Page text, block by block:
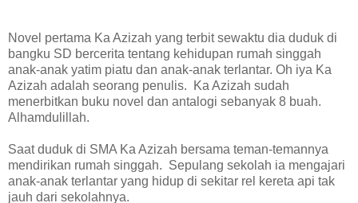
Novel pertama Ka Azizah yang terbit sewaktu dia duduk di
bangku SD bercerita tentang kehidupan rumah singgah
anak-anak yatim piatu dan anak-anak terlantar. Oh iya Ka
Azizah adalah seorang penulis. Ka Azizah sudah
menerbitkan buku novel dan antalogi sebanyak 8 buah.
Alhamdulillah.
Saat duduk di SMA Ka Azizah bersama teman-temannya
mendirikan rumah singgah. Sepulang sekolah ia mengajari
anak-anak terlantar yang hidup di sekitar rel kereta api tak
jauh dari sekolahnya.